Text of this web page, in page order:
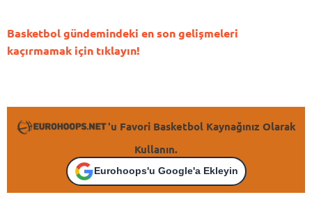
Basketbol gündemindeki en son gelişmeleri
kaçırmamak için tıklayın!
'u Favori Basketbol Kaynağınız Olarak
Kullanın.
Eurohoops'u Google'a Ekleyin